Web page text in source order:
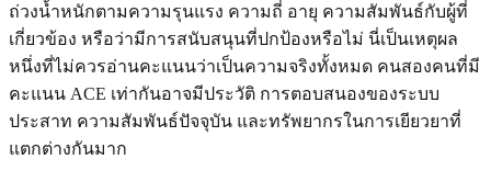
ถ่วงน้ำหนักตามความรุนแรง ความถี่ อายุ ความสัมพันธ์กับผู้ที่
เกี่ยวข้อง หรือว่ามีการสนับสนุนที่ปกป้องหรือไม่ นี่เป็นเหตุผล
หนึ่งที่ไม่ควรอ่านคะแนนว่าเป็นความจริงทั้งหมด คนสองคนที่มี
คะแนน ACE เท่ากันอาจมีประวัติ การตอบสนองของระบบ
ประสาท ความสัมพันธ์ปัจจุบัน และทรัพยากรในการเยียวยาที่
แตกต่างกันมาก